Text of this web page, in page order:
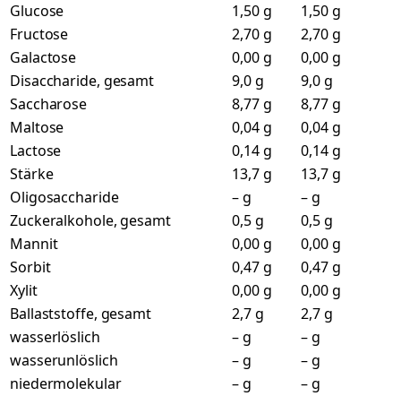
Glucose
1,50 g
1,50 g
Fructose
2,70 g
2,70 g
Galactose
0,00 g
0,00 g
Disaccharide, gesamt
9,0 g
9,0 g
Saccharose
8,77 g
8,77 g
Maltose
0,04 g
0,04 g
Lactose
0,14 g
0,14 g
Stärke
13,7 g
13,7 g
Oligosaccharide
– g
– g
Zuckeralkohole, gesamt
0,5 g
0,5 g
Mannit
0,00 g
0,00 g
Sorbit
0,47 g
0,47 g
Xylit
0,00 g
0,00 g
Ballaststoffe, gesamt
2,7 g
2,7 g
wasserlöslich
– g
– g
wasserunlöslich
– g
– g
niedermolekular
– g
– g